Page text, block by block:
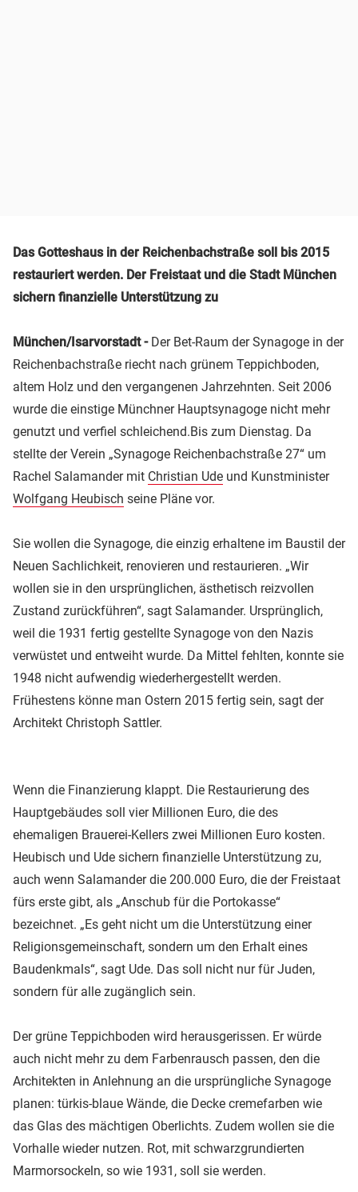
Das Gotteshaus in der Reichenbachstraße soll bis 2015
restauriert werden. Der Freistaat und die Stadt München
sichern finanzielle Unterstützung zu
München/Isarvorstadt -Der Bet-Raum der Synagoge in der
Reichenbachstraße riecht nach grünem Teppichboden,
altem Holz und den vergangenen Jahrzehnten. Seit 2006
wurde die einstige Münchner Hauptsynagoge nicht mehr
genutzt und verfiel schleichend.Bis zum Dienstag. Da
stellte der Verein „Synagoge Reichenbachstraße 27“ um
Rachel Salamander mit Christian Ude und Kunstminister
Wolfgang Heubisch seine Pläne vor.
Sie wollen die Synagoge, die einzig erhaltene im Baustil der
Neuen Sachlichkeit, renovieren und restaurieren. „Wir
wollen sie in den ursprünglichen, ästhetisch reizvollen
Zustand zurückführen“, sagt Salamander. Ursprünglich,
weil die 1931 fertig gestellte Synagoge von den Nazis
verwüstet und entweiht wurde. Da Mittel fehlten, konnte sie
1948 nicht aufwendig wiederhergestellt werden.
Frühestens könne man Ostern 2015 fertig sein, sagt der
Architekt Christoph Sattler.
Wenn die Finanzierung klappt. Die Restaurierung des
Hauptgebäudes soll vier Millionen Euro, die des
ehemaligen Brauerei-Kellers zwei Millionen Euro kosten.
Heubisch und Ude sichern finanzielle Unterstützung zu,
auch wenn Salamander die 200.000 Euro, die der Freistaat
fürs erste gibt, als „Anschub für die Portokasse“
bezeichnet. „Es geht nicht um die Unterstützung einer
Religionsgemeinschaft, sondern um den Erhalt eines
Baudenkmals“, sagt Ude. Das soll nicht nur für Juden,
sondern für alle zugänglich sein.
Der grüne Teppichboden wird herausgerissen. Er würde
auch nicht mehr zu dem Farbenrausch passen, den die
Architekten in Anlehnung an die ursprüngliche Synagoge
planen: türkis-blaue Wände, die Decke cremefarben wie
das Glas des mächtigen Oberlichts. Zudem wollen sie die
Vorhalle wieder nutzen. Rot, mit schwarzgrundierten
Marmorsockeln, so wie 1931, soll sie werden.